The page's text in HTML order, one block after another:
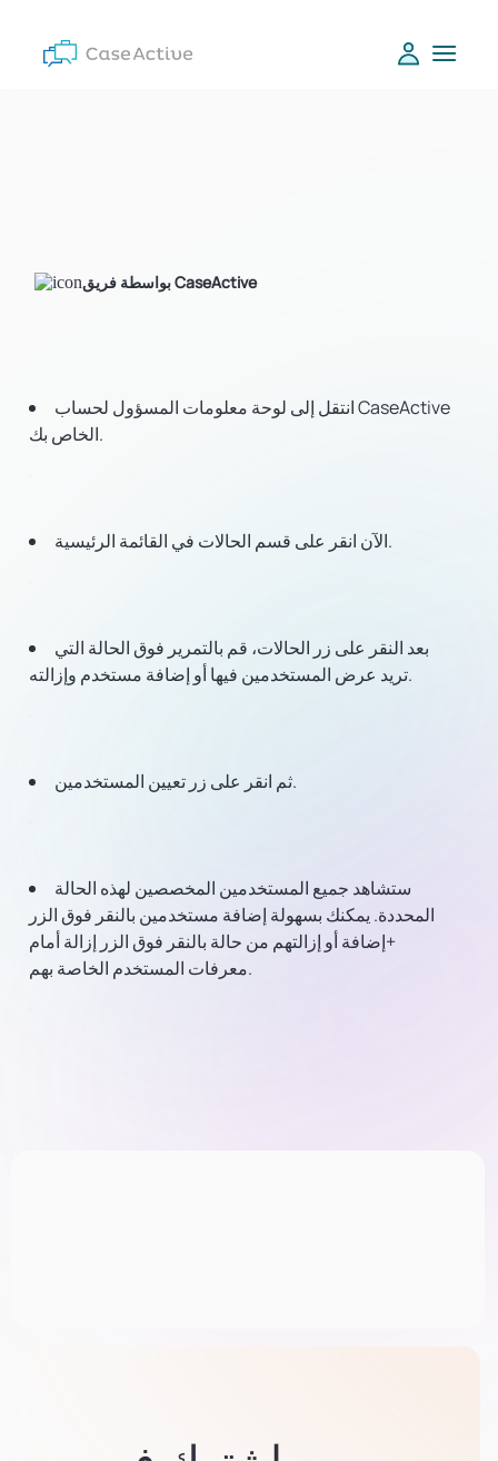
بواسطة فريق CaseActive
انتقل إلى لوحة معلومات المسؤول لحساب CaseActive
الخاص بك.
الآن انقر على قسم الحالات في القائمة الرئيسية.
بعد النقر على زر الحالات، قم بالتمرير فوق الحالة التي
تريد عرض المستخدمين فيها أو إضافة مستخدم وإزالته.
ثم انقر على زر تعيين المستخدمين.
ستشاهد جميع المستخدمين المخصصين لهذه الحالة
المحددة. يمكنك بسهولة إضافة مستخدمين بالنقر فوق الزر
+إضافة أو إزالتهم من حالة بالنقر فوق الزر إزالة أمام
معرفات المستخدم الخاصة بهم.